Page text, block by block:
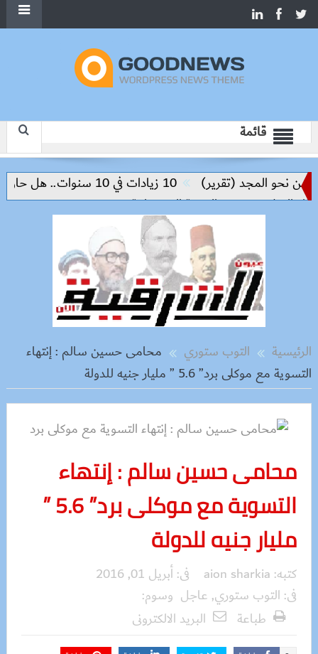
قائمة
نحو المجد (تقرير)
10 زيادات في 10 سنوات.. هل حان الوقت لرفع دعم البنزين نهائيا؟
وتحقيق التنمية المستدامة
الرئيسية التوب ستوري
محامى حسين سالم : إنتهاء
التسوية مع موكلى برد” 5.6 ” مليار جنيه للدولة
محامى حسين سالم : إنتهاء
التسوية مع موكلى برد” 5.6 ”
مليار جنيه للدولة
كتبه: aion sharkia فى:أبريل 01, 2016
فى: التوب ستوري, عاجل وسوم:
طباعة
البريد الالكترونى